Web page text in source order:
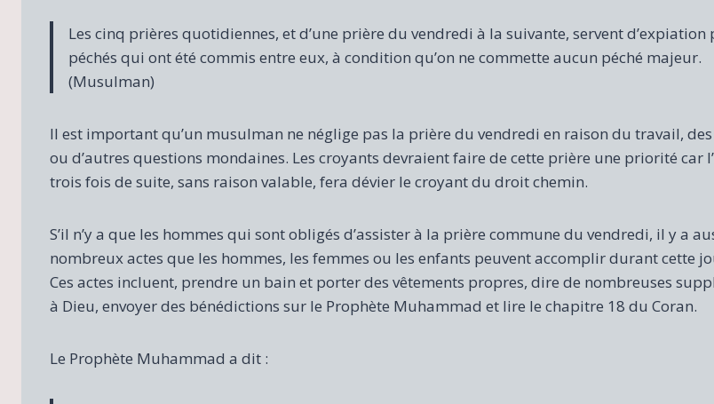
Les cinq prières quotidiennes, et d’une prière du vendredi à la suivante, servent d’expiation
péchés qui ont été commis entre eux, à condition qu’on ne commette aucun péché majeur.
(Musulman)
Il est important qu’un musulman ne néglige pas la prière du vendredi en raison du travail,
ou d’autres questions mondaines. Les croyants devraient faire de cette prière une priorité car
trois fois de suite, sans raison valable, fera dévier le croyant du droit chemin.
S’il n’y a que les hommes qui sont obligés d’assister à la prière commune du vendredi, il y a
nombreux actes que les hommes, les femmes ou les enfants peuvent accomplir durant cette
Ces actes incluent, prendre un bain et porter des vêtements propres, dire de nombreuses
à Dieu, envoyer des bénédictions sur le Prophète Muhammad et lire le chapitre 18 du Coran.
Le Prophète Muhammad a dit :